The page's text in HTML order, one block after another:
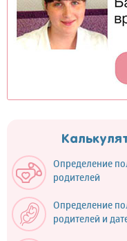
Определение
родителей
Определение
родителей и